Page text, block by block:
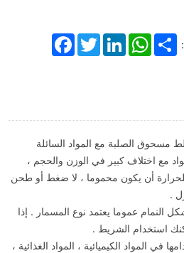
FacebookTwitterLinkedIn
WhatsAppShare
الصلبة مع المواد السائلة
مع اختلاف كبير في الوزن والحجم ،
أن يكون محموما ، لا ضغط أو طحن
.
النمام عموما يعتمد نوع المسمار . إذا
استخدام الشريط .
المواد الكيميائية ، المواد الغذائية ،